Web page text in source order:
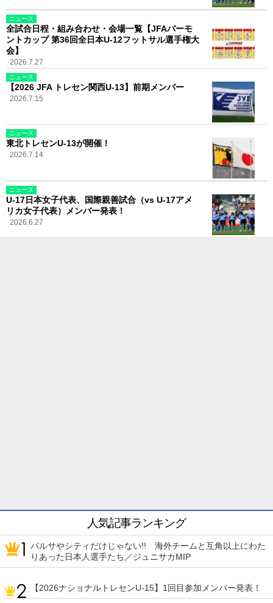
ニュース
全試合日程・組み合わせ・会場一覧【JFAバーモ
ントカップ 第36回全日本U-12フットサル選手権大
会】
2026.7.27
ニュース
【2026 JFA トレセン関西U-13】前期メンバー
2026.7.15
ニュース
東北トレセンU-13が開催！
2026.7.14
ニュース
U-17日本女子代表、国際親善試合（vs U-17アメ
リカ女子代表）メンバー発表！
2026.6.27
人気記事ランキング
バルサやシティだけじゃない!! 海外チームと互角以上にわた
りあった日本人選手たち／ジュニサカMIP
【2026ナショナルトレセンU-15】1回目参加メンバー発表！